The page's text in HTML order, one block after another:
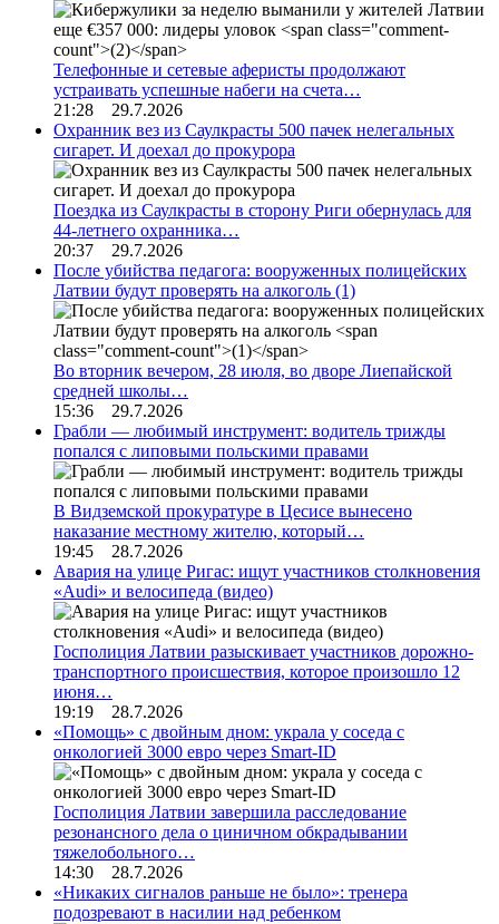
Телефонные и сетевые аферисты продолжают
устраивать успешные набеги на счета…
21:28 29.7.2026
Охранник вез из Саулкрасты 500 пачек нелегальных
сигарет. И доехал до прокурора
Поездка из Саулкрасты в сторону Риги обернулась для
44-летнего охранника…
20:37 29.7.2026
После убийства педагога: вооруженных полицейских
Латвии будут проверять на алкоголь (1)
Во вторник вечером, 28 июля, во дворе Лиепайской
средней школы…
15:36 29.7.2026
Грабли — любимый инструмент: водитель трижды
попался с липовыми польскими правами
В Видземской прокуратуре в Цесисе вынесено
наказание местному жителю, который…
19:45 28.7.2026
Авария на улице Ригас: ищут участников столкновения
«Audi» и велосипеда (видео)
Госполиция Латвии разыскивает участников дорожно-
транспортного происшествия, которое произошло 12
июня…
19:19 28.7.2026
«Помощь» с двойным дном: украла у соседа с
онкологией 3000 евро через Smart-ID
Госполиция Латвии завершила расследование
резонансного дела о циничном обкрадывании
тяжелобольного…
14:30 28.7.2026
«Никаких сигналов раньше не было»: тренера
подозревают в насилии над ребенком